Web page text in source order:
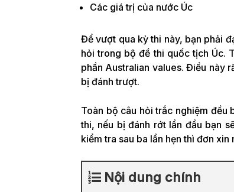
Các giá trị của nước Úc
Để vượt qua kỳ thi này, bạn phải
hỏi trong bộ đề thi quốc tịch Úc.
phần Australian values. Điều này
bị đánh trượt.
Toàn bộ câu hỏi trắc nghiệm đều
thi, nếu bị đánh rớt lần đầu bạn
kiểm tra sau ba lần hẹn thì đơn
Nội dung chính